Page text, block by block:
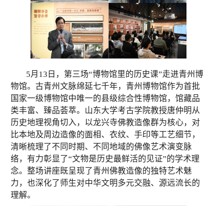
5月 13 日，第三场“博物馆里的历史课”走进青州博
物馆。古青州文脉绵延七千年，青州博物馆作为首批
国家一级博物馆中唯一的县级综合性博物馆，馆藏品
类丰富、臻品荟萃。 山东大学考古学院教授唐仲明从
历史地理视角切入，以龙兴寺佛教造像群为核心，对
比本地及周边造像的面相、衣纹、手印等工艺细节，
清晰梳理了不同时期、 不同地域的佛像艺术演变脉
络， 有力彰显了“文物是历史最鲜活的见证”的学术理
念。整场讲座既呈现了青州佛教造像的独特艺术魅
力，也深化了师生对中华文明多元交融、源远流长的
理解。